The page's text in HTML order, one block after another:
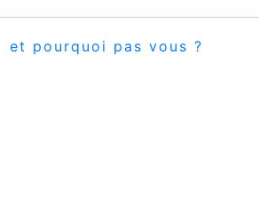
et pourquoi pas vous ?